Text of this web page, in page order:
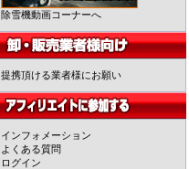
除雪機動画コーナーへ
提携頂ける業者様にお願い
インフォメーション
よくある質問
ログイン